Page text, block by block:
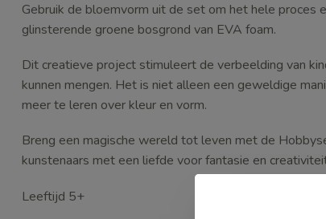
Gebruik de bloemvorm uit de set om het hele proces
glinsterende groene bosgrond van EVA foam.
Dit creatieve project stimuleert de verbeelding van
kunnen mengen. Het is niet alleen een geweldige
meer te leren over kleur en vorm.
Breng een magische wereld tot leven met de
kunstenaars met een liefde voor fantasie en
Leeftijd 5+